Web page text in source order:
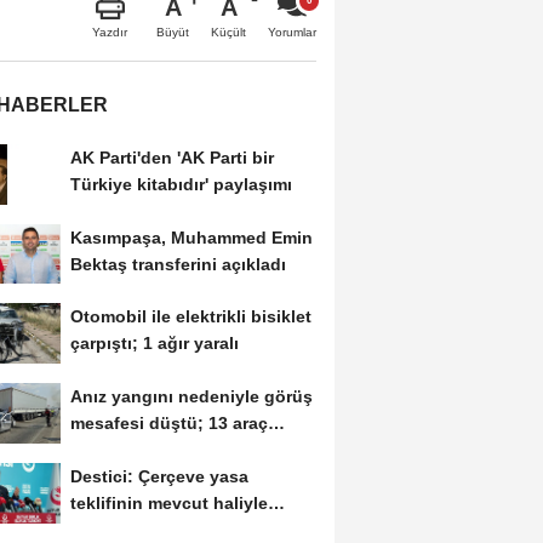
Yazdır
A
Büyüt
A
Küçült Yorumlar
AK Parti'den 'AK Parti bir
Türkiye kitabıdır' paylaşımı
Kasımpaşa, Muhammed Emin
Bektaş transferini açıkladı
Otomobil ile elektrikli bisiklet
çarpıştı; 1 ağır yaralı
Anız yangını nedeniyle görüş
mesafesi düştü; 13 araç
Destici: Çerçeve yasa
teklifinin mevcut haliyle